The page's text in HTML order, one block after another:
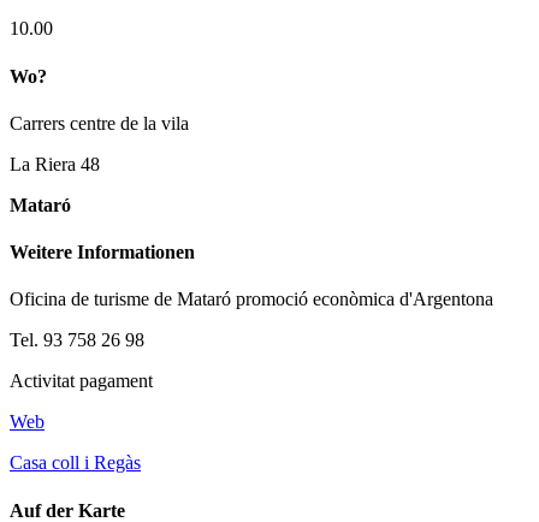
10.00
Wo?
Carrers centre de la vila
La Riera 48
Mataró
Weitere Informationen
Oficina de turisme de Mataró promoció econòmica d'Argentona
Tel. 93 758 26 98
Activitat pagament
Web
Casa coll i Regàs
Auf der Karte